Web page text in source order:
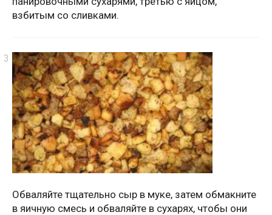
взбитым со сливками.
Обваляйте тщательно сыр в муке, затем обмакните
в яичную смесь и обваляйте в сухарях, чтобы они